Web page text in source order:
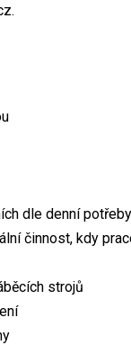
dle denní potřeby
činnost, kdy
strojů